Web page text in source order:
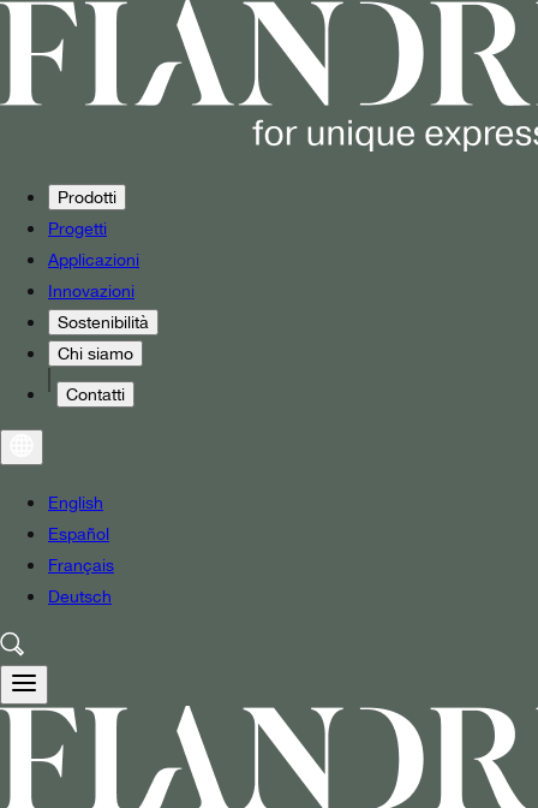
Prodotti
Progetti
Applicazioni
Innovazioni
Sostenibilità
Chi siamo
Contatti
English
Español
Français
Deutsch